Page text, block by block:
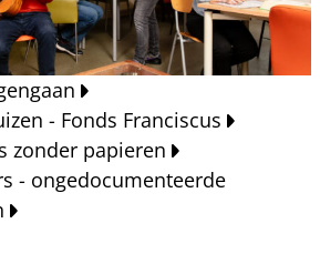
- Fonds Franciscus
zonder papieren
- ongedocumenteerde